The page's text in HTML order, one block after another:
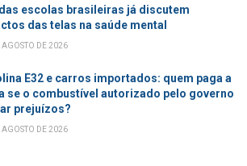
das escolas brasileiras já discutem
das telas na saúde mental
AGOSTO DE 2026
E32 e carros importados: quem paga a
se o combustível autorizado pelo governo
prejuízos?
AGOSTO DE 2026